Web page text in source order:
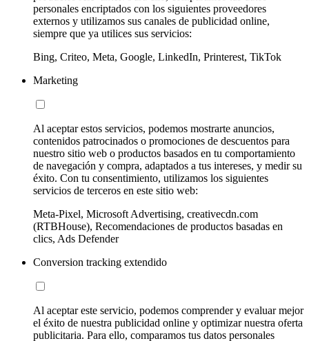
personales encriptados con los siguientes proveedores
externos y utilizamos sus canales de publicidad online,
siempre que ya utilices sus servicios:
Bing, Criteo, Meta, Google, LinkedIn, Printerest, TikTok
Marketing
Al aceptar estos servicios, podemos mostrarte anuncios,
contenidos patrocinados o promociones de descuentos para
nuestro sitio web o productos basados en tu comportamiento
de navegación y compra, adaptados a tus intereses, y medir su
éxito. Con tu consentimiento, utilizamos los siguientes
servicios de terceros en este sitio web:
Meta-Pixel, Microsoft Advertising, creativecdn.com
(RTBHouse), Recomendaciones de productos basadas en
clics, Ads Defender
Conversion tracking extendido
Al aceptar este servicio, podemos comprender y evaluar mejor
el éxito de nuestra publicidad online y optimizar nuestra oferta
publicitaria. Para ello, comparamos tus datos personales